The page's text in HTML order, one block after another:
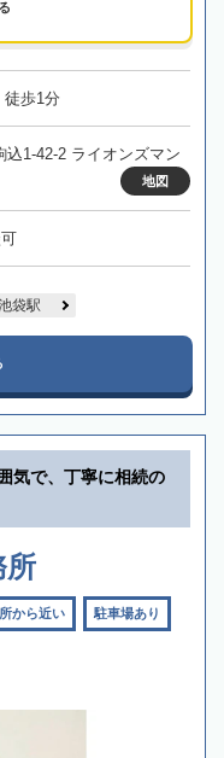
歩1分
1-42-2 ライオンズマン
地図
袋駅
気で、丁寧に相続の
所
から近い 駐車場あり